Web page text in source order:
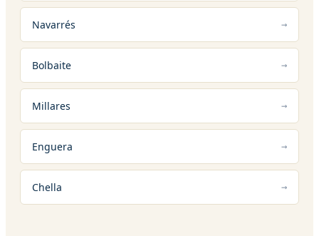
Navarrés
Bolbaite
Millares
Enguera
Chella